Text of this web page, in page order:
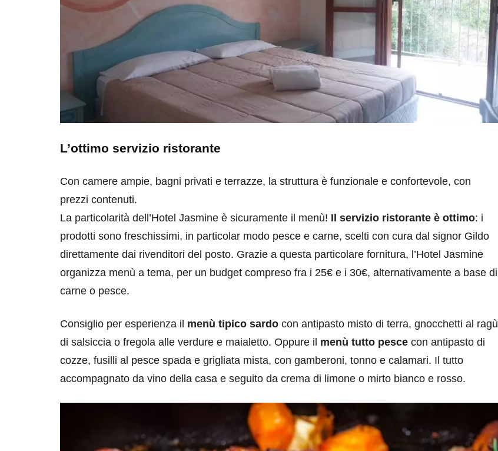
L’ottimo servizio ristorante
Con camere ampie, bagni privati e terrazze, la struttura è funzionale e confortevole, con
prezzi contenuti.
La particolarità dell’Hotel Jasmine è sicuramente il menù! Il servizio ristorante è ottimo: i
prodotti sono freschissimi, in particolar modo pesce e carne, scelti con cura dal signor Gildo
direttamente dai rivenditori del posto. Grazie a questa particolare fornitura, l’Hotel Jasmine
organizza menù a tema, per un budget compreso fra i 25€ e i 30€, alternativamente a base di
carne o pesce.
Consiglio per esperienza il menù tipico sardo con antipasto misto di terra, gnocchetti al ragù
di salsiccia o fregola alle verdure e maialetto. Oppure il menù tutto pesce con antipasto di
cozze, fusilli al pesce spada e grigliata mista, con gamberoni, tonno e calamari. Il tutto
accompagnato da vino della casa e seguito da crema di limone o mirto bianco e rosso.